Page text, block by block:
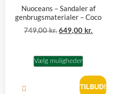
Nuoceans – Sandaler af
genbrugsmaterialer – Coco
749,00kr. 649,00 kr.
Vælg muligheder
TILBUD!